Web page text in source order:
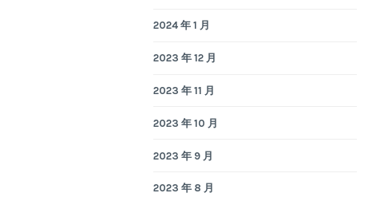
2024 年 1 月
2023 年 12 月
2023 年 11 月
2023 年 10 月
2023 年 9 月
2023 年 8 月